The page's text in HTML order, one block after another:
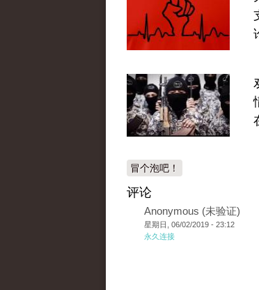
冒个泡吧！
评论
Anonymous (未验证)
星期日, 06/02/2019 - 23:12
永久连接